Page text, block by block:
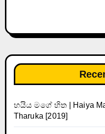
හයිය මගේ හිත | Haiya
Tharuka [2019]